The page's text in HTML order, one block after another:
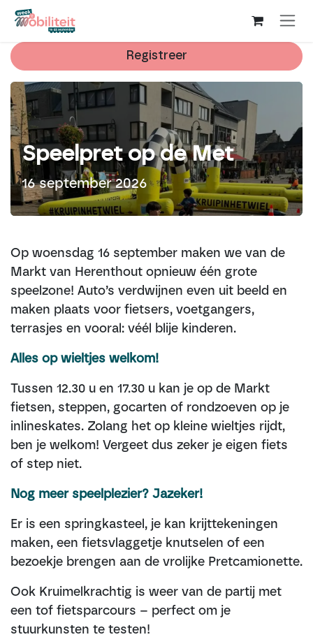
Overslaan naar inhoud
Registreer
Speelpret op de Met
16 september 2026
Op woensdag 16 september maken we van de
Markt van Herenthout opnieuw één grote
speelzone! Auto’s verdwijnen even uit beeld en
maken plaats voor fietsers, voetgangers,
terrasjes en vooral: véél blije kinderen.
Alles op wieltjes welkom!
Tussen 12.30 u en 17.30 u kan je op de Markt
fietsen, steppen, gocarten of rondzoeven op je
inlineskates. Zolang het op kleine wieltjes rijdt,
ben je welkom! Vergeet dus zeker je eigen fiets
of step niet.
Nog meer speelplezier? Jazeker!
Er is een springkasteel, je kan krijttekeningen
maken, een fietsvlaggetje knutselen of een
bezoekje brengen aan de vrolijke Pretcamionette.
Ook Kruimelkrachtig is weer van de partij met
een tof fietsparcours – perfect om je
stuurkunsten te testen!